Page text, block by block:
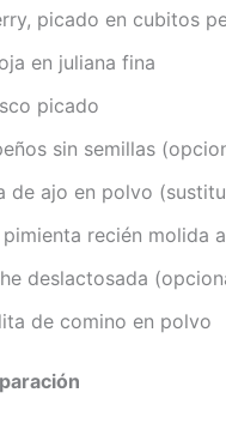
picado en cubitos
en juliana fina
picado
sin semillas
de ajo en polvo
recién molida
deslactosada
de comino en polvo